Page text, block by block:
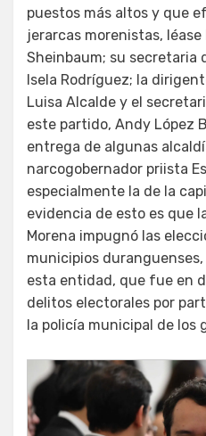
puestos más altos y que
jerarcas morenistas,
Sheinbaum; su secretaria
Isela Rodríguez; la
Luisa Alcalde y el
este partido, Andy López
entrega de algunas
narcogobernador priista
especialmente la de la
evidencia de esto es que
Morena impugnó las
municipios
esta entidad, que fue en
delitos electorales por
la policía municipal de los